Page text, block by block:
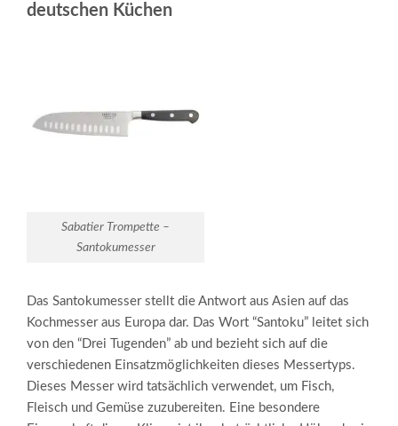
deutschen Küchen
Sabatier Trompette –
Santokumesser
Das Santokumesser stellt die Antwort aus Asien auf das
Kochmesser aus Europa dar. Das Wort “Santoku” leitet sich
von den “Drei Tugenden” ab und bezieht sich auf die
verschiedenen Einsatzmöglichkeiten dieses Messertyps.
Dieses Messer wird tatsächlich verwendet, um Fisch,
Fleisch und Gemüse zuzubereiten. Eine besondere